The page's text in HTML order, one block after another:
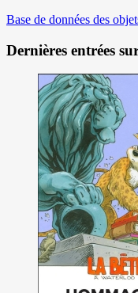
Base de données des
Dernières entrées